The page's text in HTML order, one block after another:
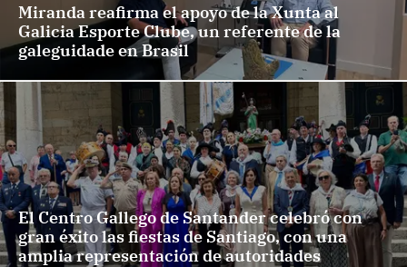
Miranda reafirma el apoyo de la Xunta al
Galicia Esporte Clube, un referente de la
galeguidade en Brasil
El Centro Gallego de Santander celebró con
gran éxito las fiestas de Santiago, con una
amplia representación de autoridades